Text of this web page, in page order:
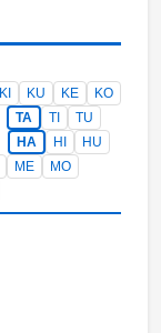
KI KU KE
KO
TA TI
TU
HA HI
HU
ME
MO